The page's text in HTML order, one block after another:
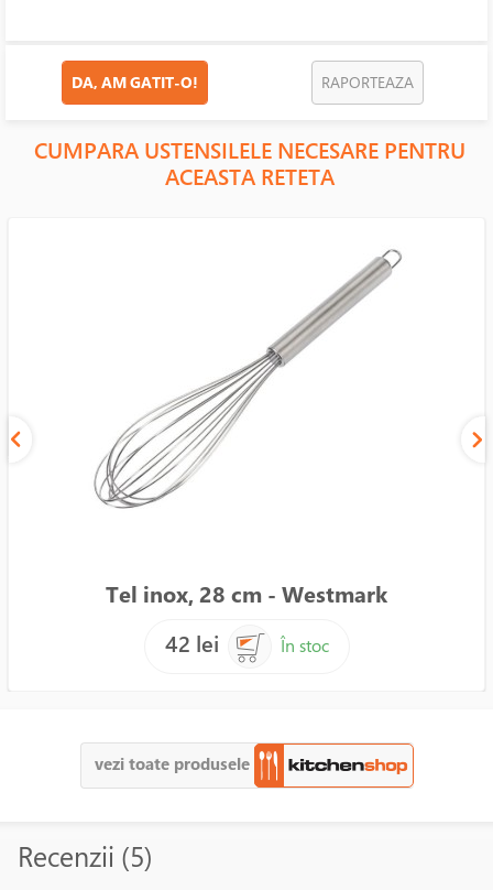
DA, AM GATIT-O! RAPORTEAZA
CUMPARA USTENSILELE NECESARE PENTRU
ACEASTA RETETA
Tel inox, 28 cm - Westmark
42 lei
În stoc
vezi toate produsele
Recenzii (5)